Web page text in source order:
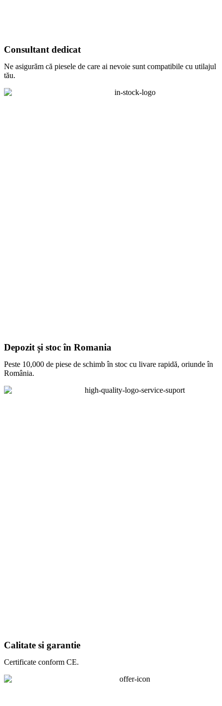
Consultant dedicat
Ne asigurăm că piesele de care ai nevoie sunt compatibile cu utilajul
tău.
Depozit și stoc în Romania
Peste 10,000 de piese de schimb în stoc cu livare rapidă, oriunde în
România.
Calitate si garantie
Certificate conform CE.